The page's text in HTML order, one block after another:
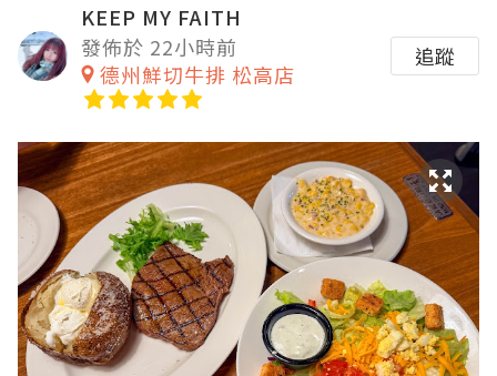
KEEP MY FAITH
發佈於 22小時前
德州鮮切牛排 松高店
追蹤